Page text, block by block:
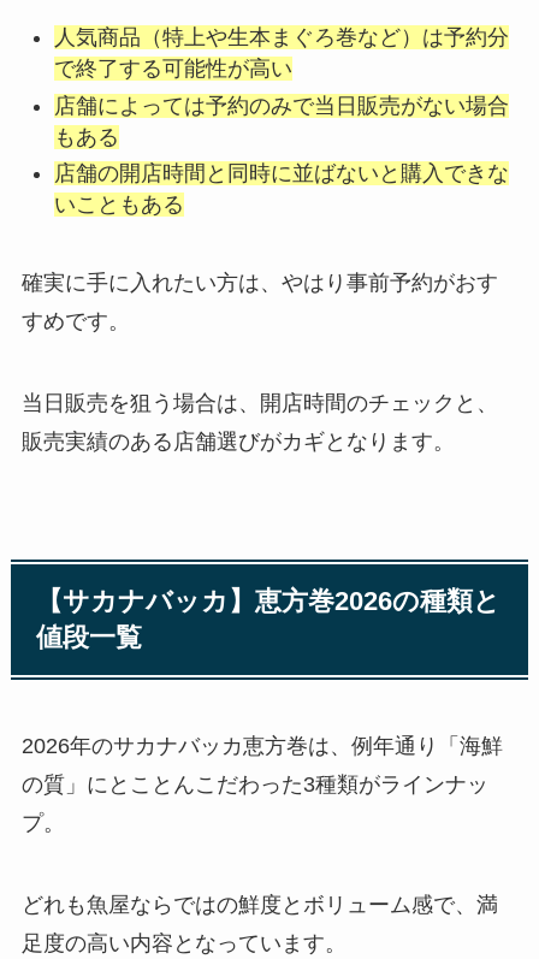
人気商品（特上や生本まぐろ巻など）は予約分
で終了する可能性が高い
店舗によっては予約のみで当日販売がない場合
もある
店舗の開店時間と同時に並ばないと購入できな
いこともある
確実に手に入れたい方は、やはり事前予約がおす
すめです。
当日販売を狙う場合は、開店時間のチェックと、
販売実績のある店舗選びがカギとなります。
【サカナバッカ】恵方巻2026の種類と
値段一覧
2026年のサカナバッカ恵方巻は、例年通り「海鮮
の質」にとことんこだわった3種類がラインナッ
プ。
どれも魚屋ならではの鮮度とボリューム感で、満
足度の高い内容となっています。